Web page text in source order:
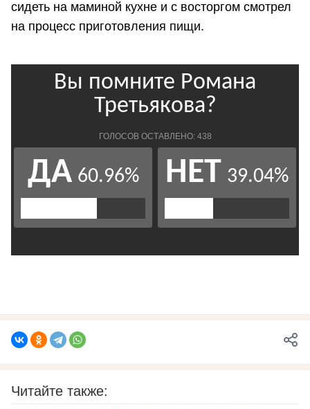
сидеть на маминой кухне и с восторгом смотрел
на процесс приготовления пищи.
Читайте также: